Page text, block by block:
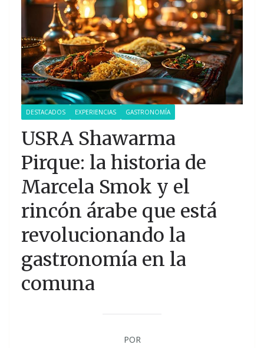
DESTACADOS EXPERIENCIAS GASTRONOMÍA
USRA Shawarma
Pirque: la historia de
Marcela Smok y el
rincón árabe que está
revolucionando la
gastronomía en la
comuna
POR